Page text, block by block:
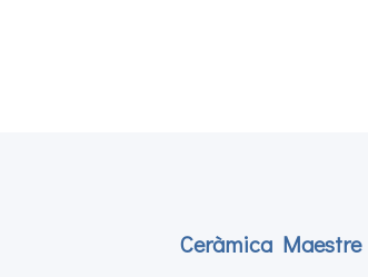
Ceràmica Maestre